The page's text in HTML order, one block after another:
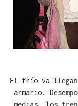
El frío va
armario.
medias, los